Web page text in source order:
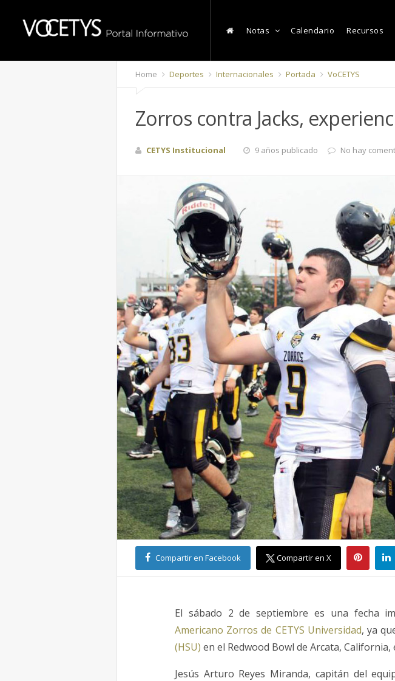
Notas Calendario Recursos
Home Deportes Internacionales Portada VoCETYS
Zorros contra Jacks,
CETYS Institucional 9 años publicado No hay
Compartir en Facebook Compartir en X
El sábado 2 de septiembre es una fecha
Americano Zorros de CETYS Universidad, ya
(HSU) en el Redwood Bowl de Arcata,
Jesús Arturo Reyes Miranda, capitán del